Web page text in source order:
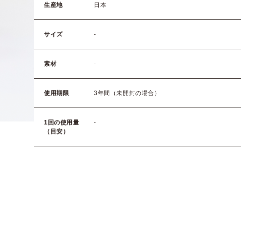
生産地 日本
サイズ -
素材 -
使用期限 3年間（未開封の場合）
1回の使用量
（目安）
-